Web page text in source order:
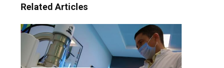
Related Articles